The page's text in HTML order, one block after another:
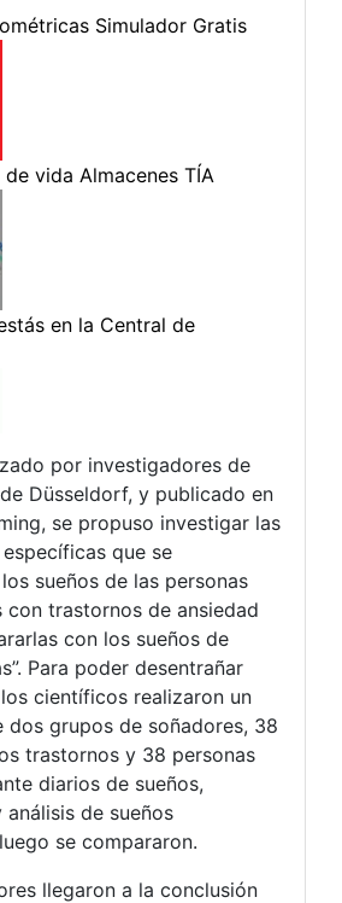
por investigadores de
Düsseldorf, y publicado en
se propuso investigar las
que se
sueños de las personas
con trastornos de ansiedad
con los sueños de
Para poder desentrañar
científicos realizaron un
dos grupos de soñadores, 38
trastornos y 38 personas
diarios de sueños,
de sueños
se compararon.
llegaron a la conclusión